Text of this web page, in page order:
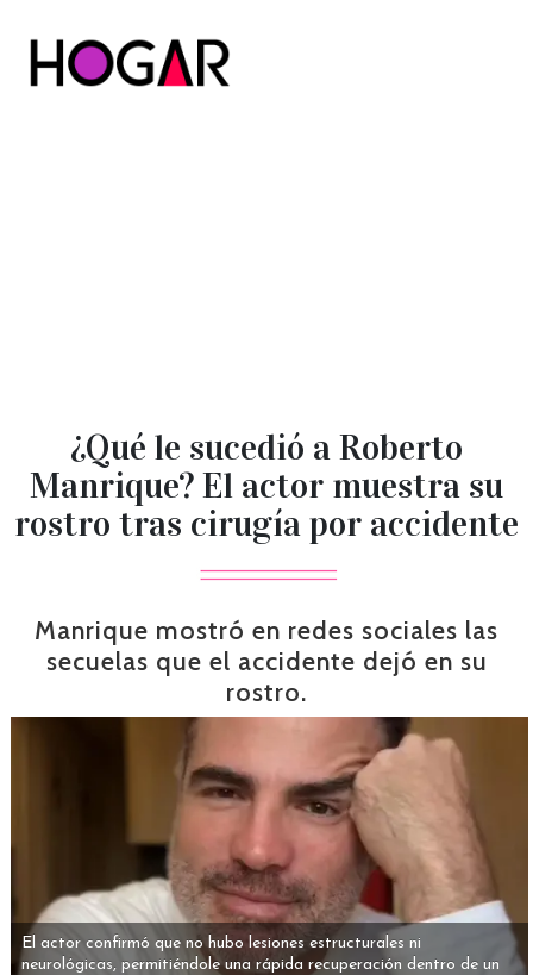
¿Qué le sucedió a Roberto
Manrique? El actor muestra su
rostro tras cirugía por accidente
Manrique mostró en redes sociales las
secuelas que el accidente dejó en su
rostro.
El actor confirmó que no hubo lesiones estructurales ni
neurológicas, permitiéndole una rápida recuperación dentro de un